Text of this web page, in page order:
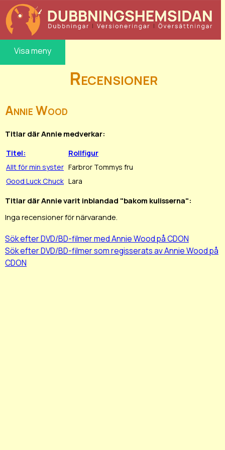
Visa meny
Recensioner
Annie Wood
Titlar där Annie medverkar:
Titel:
Rollfigur
Allt för min syster Farbror Tommys fru
Good Luck Chuck Lara
Titlar där Annie varit inblandad "bakom kulisserna":
Inga recensioner för närvarande.
Sök efter DVD/BD-filmer med Annie Wood på CDON
Sök efter DVD/BD-filmer som regisserats av Annie Wood på
CDON